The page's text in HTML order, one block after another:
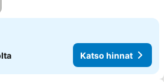
Katso hinnat